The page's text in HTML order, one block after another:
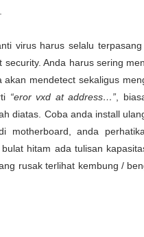
virus harus selalu
Anda harus sering
mendetect sekaligus
“eror vxd at address…” ,
diatas. Coba anda install
motherboard, anda
hitam ada tulisan
rusak terlihat kembung /